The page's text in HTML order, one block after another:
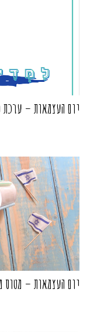
יום העצמאות – ערכת
יום העצמאות – מטוס